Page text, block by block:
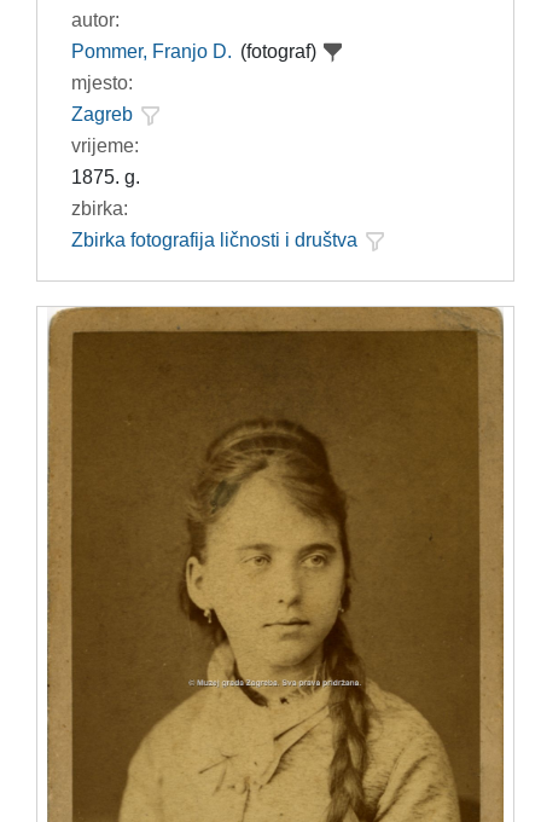
autor:
Pommer, Franjo D. (fotograf)
mjesto:
Zagreb
vrijeme:
1875. g.
zbirka:
Zbirka fotografija ličnosti i društva